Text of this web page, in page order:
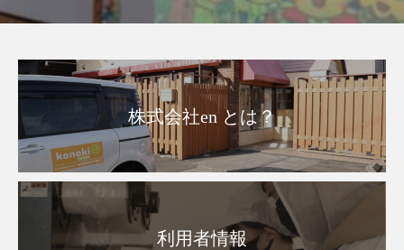
株式会社en とは？
利用者情報